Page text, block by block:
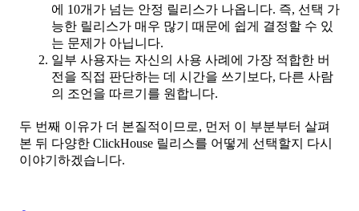
에 10개가 넘는 안정 릴리스가 나옵니다. 즉, 선택 가
능한 릴리스가 매우 많기 때문에 쉽게 결정할 수 있
는 문제가 아닙니다.
일부 사용자는 자신의 사용 사례에 가장 적합한 버
전을 직접 판단하는 데 시간을 쓰기보다, 다른 사람
의 조언을 따르기를 원합니다.
두 번째 이유가 더 본질적이므로, 먼저 이 부분부터 살펴
본 뒤 다양한 ClickHouse 릴리스를 어떻게 선택할지 다시
이야기하겠습니다.